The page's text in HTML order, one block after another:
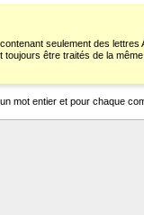
seulement des
toujours être traités de la même
mot entier et pour chaque